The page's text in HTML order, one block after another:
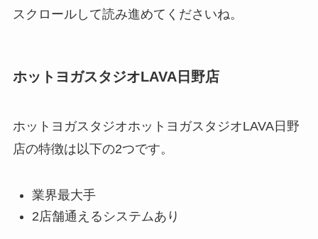
スクロールして読み進めてくださいね。
ホットヨガスタジオLAVA日野店
ホットヨガスタジオホットヨガスタジオLAVA日野
店の特徴は以下の2つです。
業界最大手
2店舗通えるシステムあり